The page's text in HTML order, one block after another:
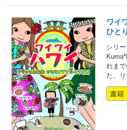
ワイ
ひと
シリ
れま
た、
書籍